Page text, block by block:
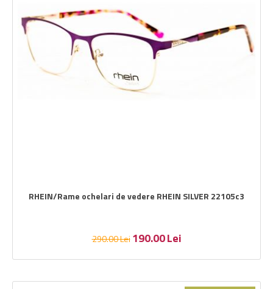
RHEIN/Rame ochelari de vedere RHEIN SILVER 22105c3
290.00Lei 190.00Lei